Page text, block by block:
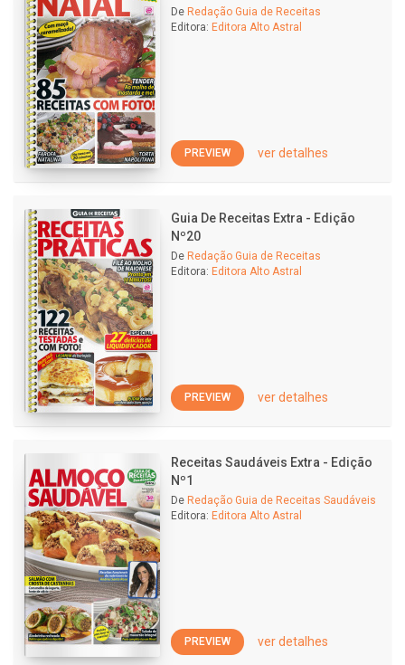
De Redação Guia de Receitas
Editora: Editora Alto Astral
PREVIEW ver detalhes
Guia De Receitas Extra - Edição
Nº20
De Redação Guia de Receitas
Editora: Editora Alto Astral
PREVIEW ver detalhes
Receitas Saudáveis Extra - Edição
Nº1
De Redação Guia de Receitas Saudáveis
Editora: Editora Alto Astral
PREVIEW ver detalhes